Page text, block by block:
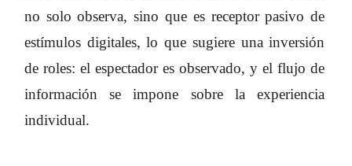
no solo observa, sino que es receptor pasivo de
estímulos digitales, lo que sugiere una inversión
de roles: el espectador es observado, y el flujo de
información se impone sobre la experiencia
individual.